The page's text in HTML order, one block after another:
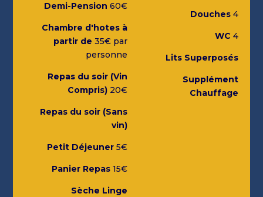
Demi-Pension 60€
Chambre d'hotes à
partir de 35€ par
personne
Repas du soir (Vin
Compris)20€
Repas du soir (Sans
vin)
Petit Déjeuner5€
Panier Repas15€
Sèche Linge
Douches4
WC 4
Lits Superposés
Supplément
Chauffage